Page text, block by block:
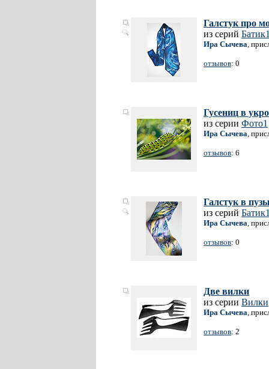
Галстук про
из серий
Ира Сычева,
отзывов: 0
Гусениц в
из серии Фото1
Ира Сычева,
отзывов: 6
Галстук в
из серий
Ира Сычева,
отзывов: 0
Две вилки
из серии Вилки
Ира Сычева,
отзывов: 2